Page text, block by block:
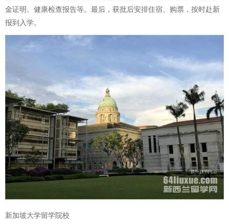
金证明、健康检查报告等。最后，获批后安排住宿、购票，按时赴新
报到入学。
新加坡大学留学院校